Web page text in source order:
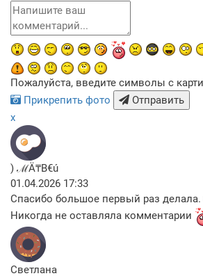
Пожалуйста, введите символы с
Прикрепить фото
Отправить
x
) ℳÄ₸B€ú
01.04.2026 17:33
Спасибо большое первый раз делала.
Никогда не оставляла комментарии
Светлана